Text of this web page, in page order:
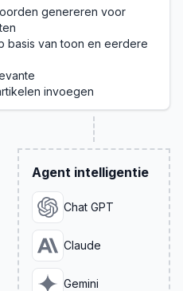
genereren voor
basis van toon en eerdere
invoegen
Agent intelligentie
Chat GPT
Claude
Gemini